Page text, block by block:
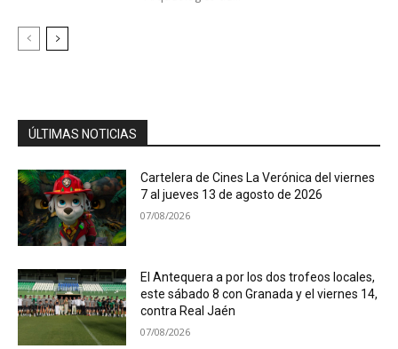
ÚLTIMAS NOTICIAS
Cartelera de Cines La Verónica del viernes
7 al jueves 13 de agosto de 2026
07/08/2026
El Antequera a por los dos trofeos locales,
este sábado 8 con Granada y el viernes 14,
contra Real Jaén
07/08/2026